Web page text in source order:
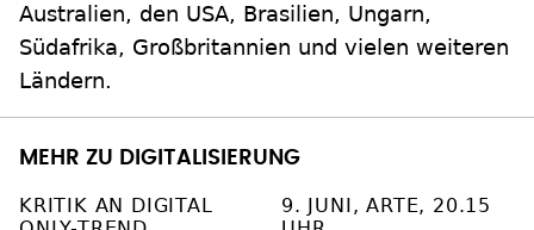
Australien, den USA, Brasilien, Ungarn,
Südafrika, Großbritannien und vielen weiteren
Ländern.
MEHR ZU DIGITALISIERUNG
KRITIK AN DIGITAL
9. JUNI, ARTE, 20.15